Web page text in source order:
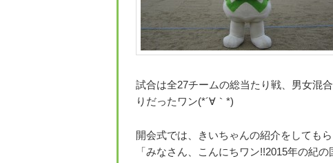
試合は全27チームの総当たり戦、男女混
りだったワン(*´∀｀*)
開会式では、きいちゃんの紹介をしても
「みなさん、こんにちワン!!2015年の紀